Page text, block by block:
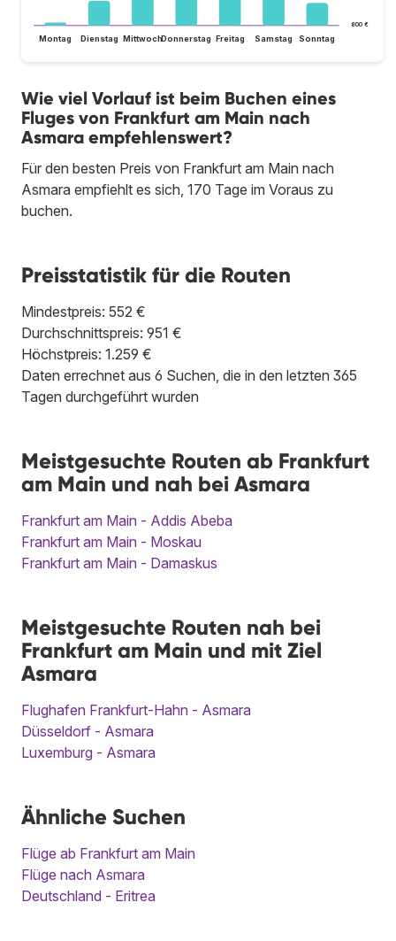
800 €
Montag Dienstag MittwochDonnerstag Freitag Samstag Sonntag
Wie viel Vorlauf ist beim Buchen eines
Fluges von Frankfurt am Main nach
Asmara empfehlenswert?
Für den besten Preis von Frankfurt am Main nach
Asmara empfiehlt es sich, 170 Tage im Voraus zu
buchen.
Preisstatistik für die Routen
Mindestpreis: 552 €
Durchschnittspreis: 951 €
Höchstpreis: 1.259 €
Daten errechnet aus 6 Suchen, die in den letzten 365
Tagen durchgeführt wurden
Meistgesuchte Routen ab Frankfurt
am Main und nah bei Asmara
Frankfurt am Main - Addis Abeba
Frankfurt am Main - Moskau
Frankfurt am Main - Damaskus
Meistgesuchte Routen nah bei
Frankfurt am Main und mit Ziel
Asmara
Flughafen Frankfurt-Hahn - Asmara
Düsseldorf - Asmara
Luxemburg - Asmara
Ähnliche Suchen
Flüge ab Frankfurt am Main
Flüge nach Asmara
Deutschland - Eritrea